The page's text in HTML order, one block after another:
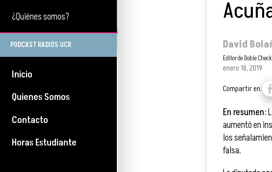
¿Quiénes somos?
PODCAST RADIOS UCR
Inicio
Quienes Somos
Contacto
Horas Estudiante
David
Editor de Doble Check.
enero 18, 2019
Compartir en:
En resumen:
aumentó en
los
falsa.